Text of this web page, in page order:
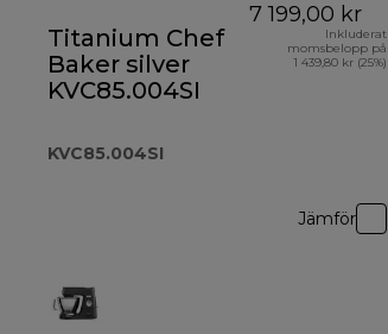
Titanium Chef
Baker silver
KVC85.004SI
KVC85.004SI
7 199,00 kr
Inkluderat
momsbelopp på
1 439,80 kr (25%)
Jämför